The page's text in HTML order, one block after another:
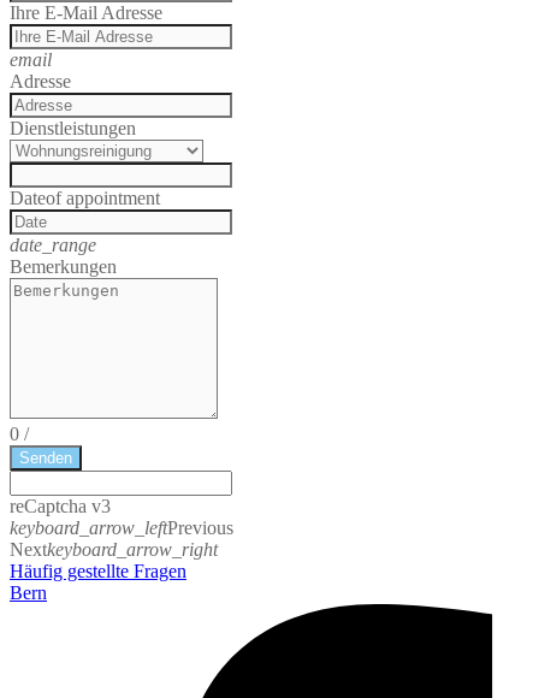
Ihre E-Mail Adresse
email
Adresse
Dienstleistungen
Dateof appointment
date_range
Bemerkungen
0 /
Senden
reCaptcha v3
keyboard_arrow_leftPrevious
Nextkeyboard_arrow_right
Häufig gestellte Fragen
Bern